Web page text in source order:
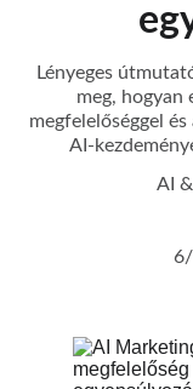
Lényeges
meg, hogyan
megfelelőséggel
AI-
AI